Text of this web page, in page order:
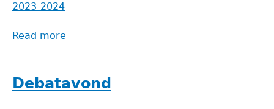
2023-2024
Read more
Debatavond